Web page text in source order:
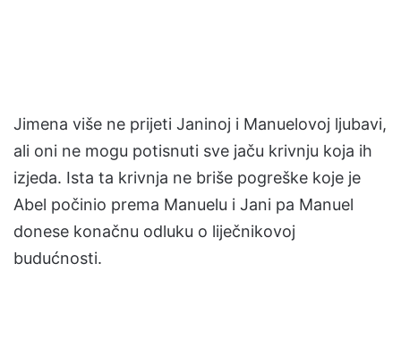
Jimena više ne prijeti Janinoj i Manuelovoj ljubavi,
ali oni ne mogu potisnuti sve jaču krivnju koja ih
izjeda. Ista ta krivnja ne briše pogreške koje je
Abel počinio prema Manuelu i Jani pa Manuel
donese konačnu odluku o liječnikovoj
budućnosti.